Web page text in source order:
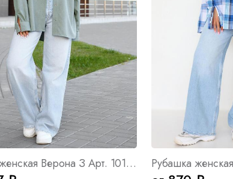
Рубашка женская Верона З Арт. 10162 Рубашка